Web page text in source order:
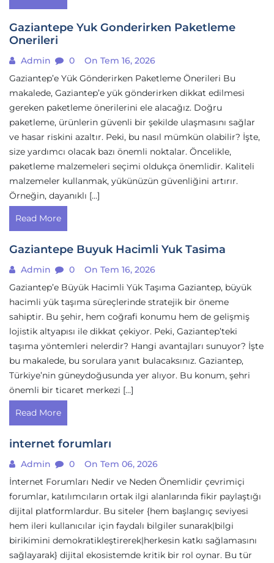
Gaziantepe Yuk Gonderirken Paketleme
Onerileri
Admin 0
On Tem 16, 2026
Gaziantep’e Yük Gönderirken Paketleme Önerileri Bu
makalede, Gaziantep’e yük gönderirken dikkat edilmesi
gereken paketleme önerilerini ele alacağız. Doğru
paketleme, ürünlerin güvenli bir şekilde ulaşmasını sağlar
ve hasar riskini azaltır. Peki, bu nasıl mümkün olabilir? İşte,
size yardımcı olacak bazı önemli noktalar. Öncelikle,
paketleme malzemeleri seçimi oldukça önemlidir. Kaliteli
malzemeler kullanmak, yükünüzün güvenliğini artırır.
Örneğin, dayanıklı […]
Read More
Gaziantepe Buyuk Hacimli Yuk Tasima
Admin 0
On Tem 16, 2026
Gaziantep’e Büyük Hacimli Yük Taşıma Gaziantep, büyük
hacimli yük taşıma süreçlerinde stratejik bir öneme
sahiptir. Bu şehir, hem coğrafi konumu hem de gelişmiş
lojistik altyapısı ile dikkat çekiyor. Peki, Gaziantep’teki
taşıma yöntemleri nelerdir? Hangi avantajları sunuyor? İşte
bu makalede, bu sorulara yanıt bulacaksınız. Gaziantep,
Türkiye’nin güneydoğusunda yer alıyor. Bu konum, şehri
önemli bir ticaret merkezi […]
Read More
internet forumları
Admin 0
On Tem 06, 2026
İnternet Forumları Nedir ve Neden Önemlidir çevrimiçi
forumlar, katılımcıların ortak ilgi alanlarında fikir paylaştığı
dijital platformlardur. Bu siteler {hem başlangıç seviyesi
hem ileri kullanıcılar için faydalı bilgiler sunarak|bilgi
birikimini demokratikleştirerek|herkesin katkı sağlamasını
sağlayarak} dijital ekosistemde kritik bir rol oynar. Bu tür